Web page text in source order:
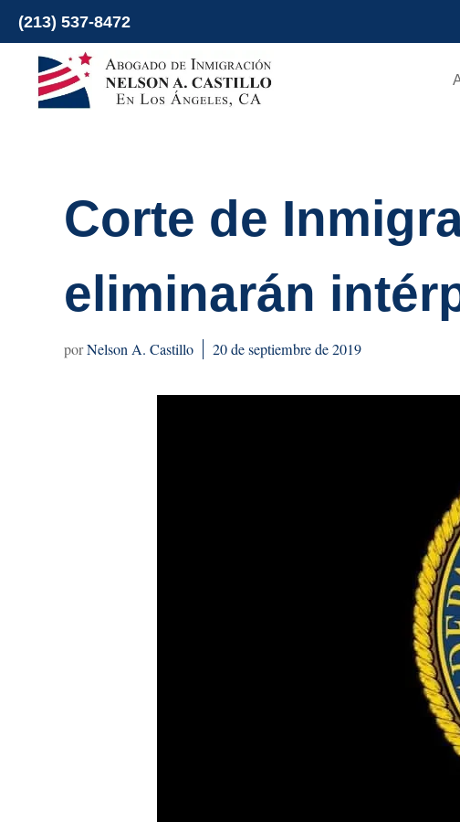
al
contenido
(213) 537-8472
Corte de
eliminarán
Nelson A. Castillo 20 de septiembre de 2019